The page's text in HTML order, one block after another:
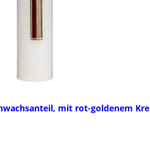
mit rot-goldenem